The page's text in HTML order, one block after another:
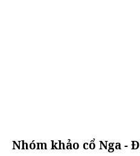
Nhóm khảo cổ Nga -